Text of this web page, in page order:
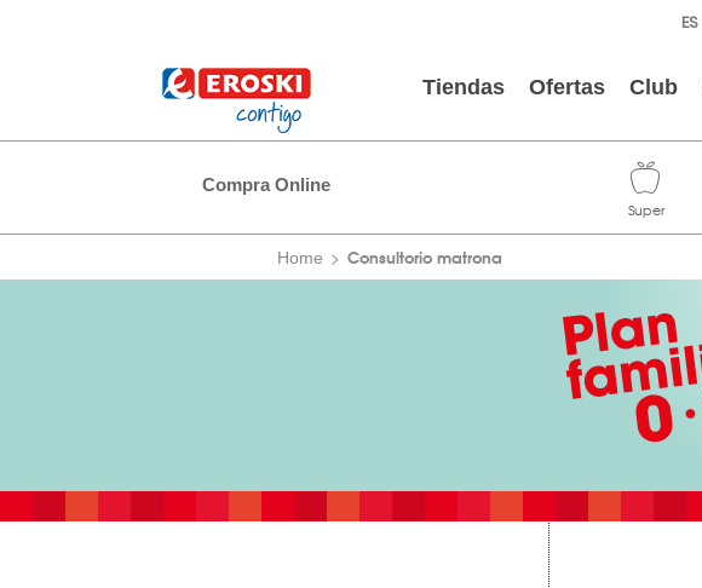
Tiendas Ofertas Club
Compra Online
Home Consultorio matrona